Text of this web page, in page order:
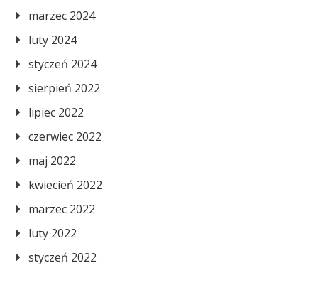
marzec 2024
luty 2024
styczeń 2024
sierpień 2022
lipiec 2022
czerwiec 2022
maj 2022
kwiecień 2022
marzec 2022
luty 2022
styczeń 2022